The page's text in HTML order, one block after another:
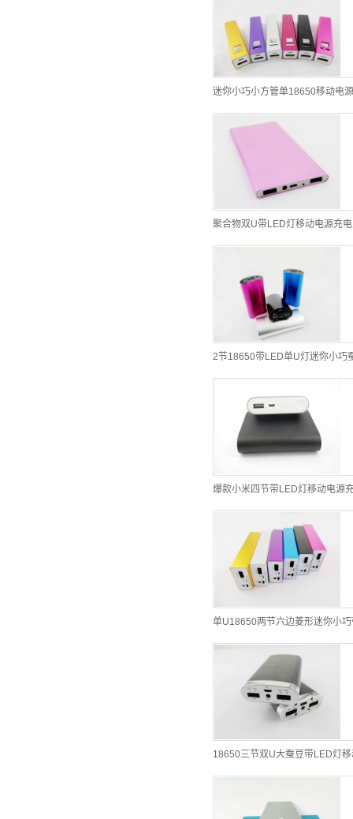
迷你小巧小方管单18650移动电
聚合物双U带LED灯移动电源充
爆款小米四节带LED灯移动电源